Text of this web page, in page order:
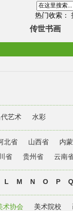
热门收索：
传世书画
代艺术 水彩
北省 山西省 内
省 贵州省 云南
L M N O P Q
术协会 美术院校